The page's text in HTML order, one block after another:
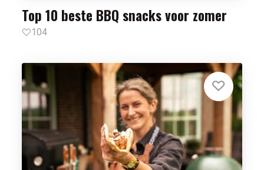
Top 10 beste BBQ snacks voor zomer
104